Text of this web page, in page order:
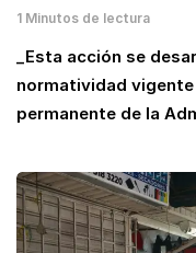
1 Minutos de lectura
_Esta acción se
normatividad
permanente de la